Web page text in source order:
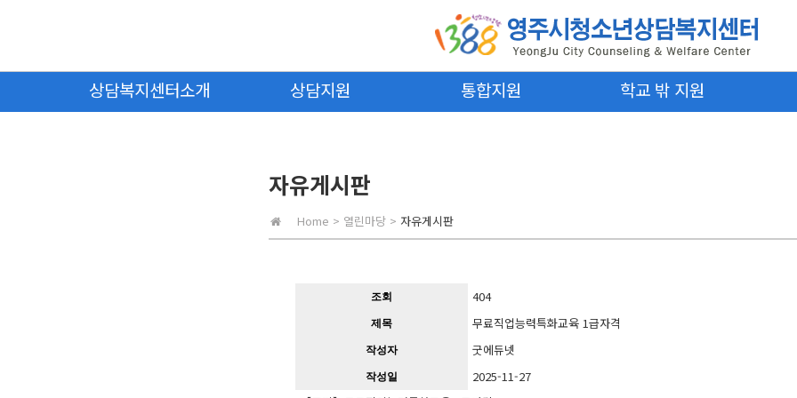
상담복지센터소개 상담지원 통합지원 학교 밖 지원
자유게시판
Home > 열린마당 > 자유게시판
조회 404
제목 무료직업능력특화교육 1급자격
작성자 굿에듀넷
작성일
2025-11-27